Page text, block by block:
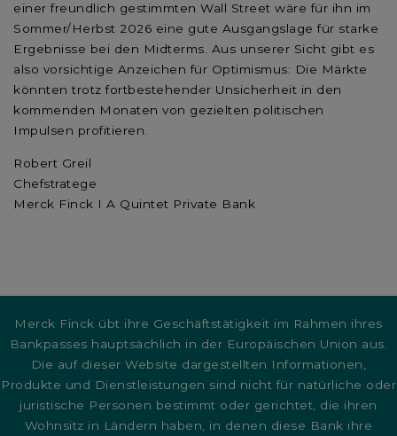
einer freundlich gestimmten Wall Street wäre für ihn im
Sommer/Herbst 2026 eine gute Ausgangslage für starke
Ergebnisse bei den Midterms. Aus unserer Sicht gibt es
also vorsichtige Anzeichen für Optimismus: Die Märkte
könnten trotz fortbestehender Unsicherheit in den
kommenden Monaten von gezielten politischen
Impulsen profitieren.
Robert Greil
Chefstratege
Merck Finck I A Quintet Private Bank
Merck Finck übt ihre Geschäftstätigkeit im Rahmen ihres
Bankpasses hauptsächlich in der Europäischen Union aus.
Die auf dieser Website dargestellten Informationen,
Produkte und Dienstleistungen sind nicht für natürliche oder
juristische Personen bestimmt oder gerichtet, die ihren
Wohnsitz in Ländern haben, in denen diese Bank ihre